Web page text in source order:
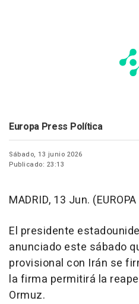
Europa Press Política
Sábado, 13 junio 2026
Publicado: 23:13
MADRID, 13 Jun.
El presidente
anunciado este sábado
provisional con Irán se
la firma permitirá la
Ormuz.